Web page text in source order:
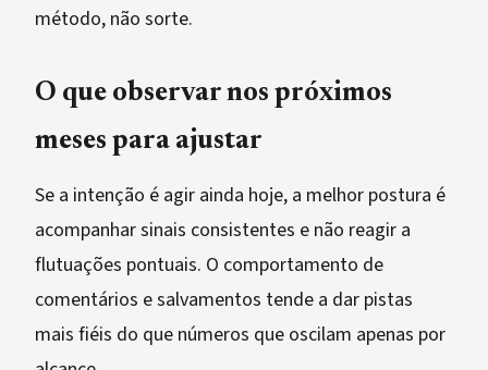
método, não sorte.
O que observar nos próximos
meses para ajustar
Se a intenção é agir ainda hoje, a melhor postura é
acompanhar sinais consistentes e não reagir a
flutuações pontuais. O comportamento de
comentários e salvamentos tende a dar pistas
mais fiéis do que números que oscilam apenas por